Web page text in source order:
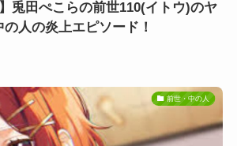
兎田ぺこらの前世110(イトウ)のヤ
人の炎上エピソード！
前世・中の人